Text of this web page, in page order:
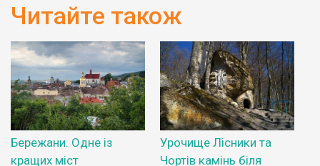
Читайте також
Бережани. Одне із
кращих міст
Урочище Лісники та
Чортів камінь біля